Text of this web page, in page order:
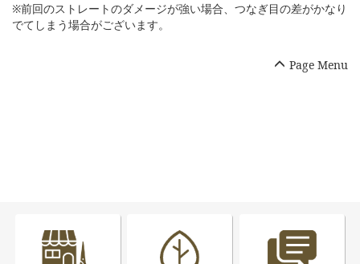
※前回のストレートのダメージが強い場合、つなぎ目の差がかなり
でてしまう場合がございます。
Page Menu